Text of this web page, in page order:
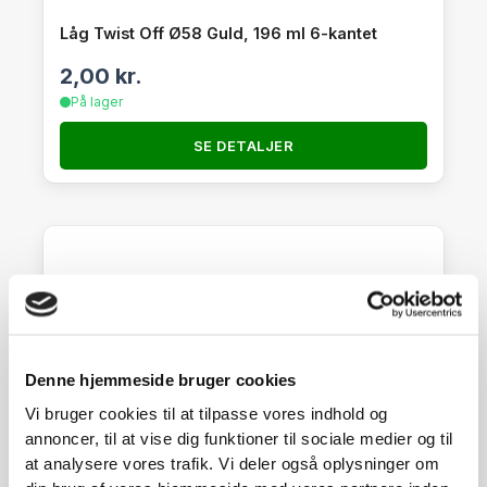
Denne hjemmeside bruger cookies
Vi bruger cookies til at tilpasse vores indhold og
annoncer, til at vise dig funktioner til sociale medier og til
at analysere vores trafik. Vi deler også oplysninger om
Låg Twist Off Ø58 Guld, 196 ml 6-kantet
2,00 kr.
På lager
SE DETALJER